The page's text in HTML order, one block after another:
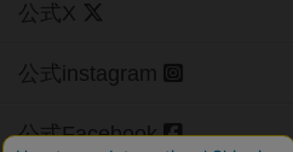
公式X
公式instagram
公式Facebook